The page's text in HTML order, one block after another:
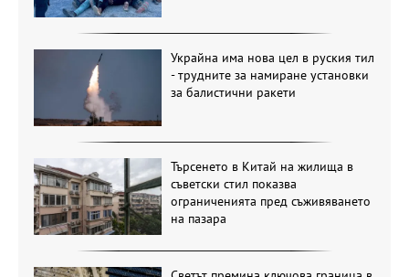
Украйна има нова цел в руския тил
- трудните за намиране установки
за балистични ракети
Търсенето в Китай на жилища в
съветски стил показва
ограниченията пред съживяването
на пазара